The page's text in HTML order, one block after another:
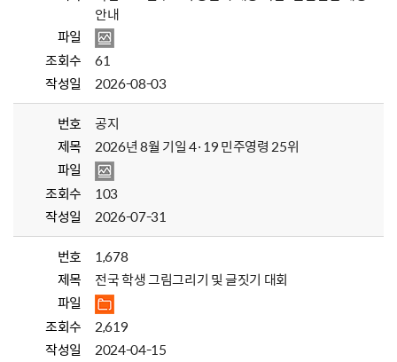
안내
파일
조회수
61
작성일
2026-08-03
번호
공지
제목
2026년 8월 기일 4·19 민주영령 25위
파일
조회수
103
작성일
2026-07-31
번호
1,678
제목
전국 학생 그림그리기 및 글짓기 대회
파일
조회수
2,619
작성일
2024-04-15